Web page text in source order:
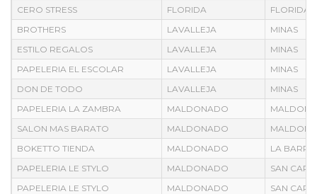
CERO STRESS
FLORIDA
FLORIDA
BROTHERS
LAVALLEJA
MINAS
ESTILO REGALOS
LAVALLEJA
MINAS
PAPELERIA EL ESCOLAR
LAVALLEJA
MINAS
DON DE TODO
LAVALLEJA
MINAS
PAPELERIA LA ZAMBRA
MALDONADO
SALON MAS BARATO
MALDONADO
BOKETTO TIENDA
MALDONADO
LA BARRA
PAPELERIA LE STYLO
MALDONADO
SAN
PAPELERIA LE STYLO
MALDONADO
SAN